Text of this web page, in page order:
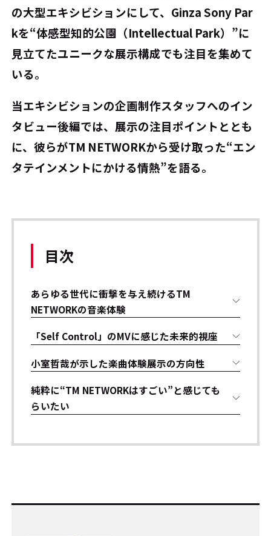
の大型エキシビションにして、Ginza Sony Par
kを“体感型知的公園（Intellectual Park）”に
見立てたユニークな展示構成でも注目を集めて
いる。
当エキシビションの企画制作スタッフへのイン
タビュー後編では、展示の注目ポイントととも
に、彼らがTM NETWORKから受け取った“エン
タテインメントにかける情熱”を語る。
目次
あらゆる世代に衝撃を与え続けるTM
NETWORKの音楽体験
「Self Control」のMVに感じた未来的視座
小室哲哉が示した楽曲体験展示の方向性
純粋に“TM NETWORKはすごい”と感じても
らいたい